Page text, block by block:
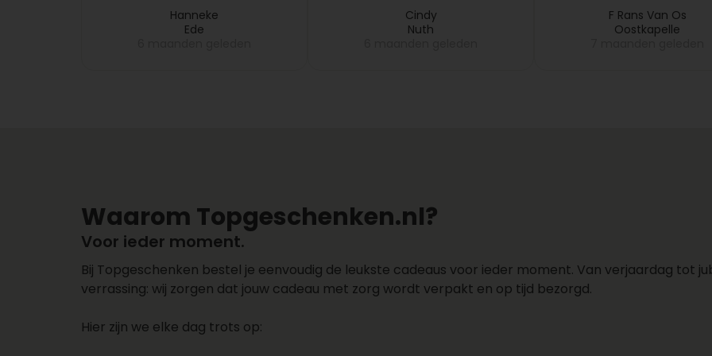
mijn collega gebracht, dus
dat melde ik bij
Hanneke
Ede
Cindy
Nuth
F Rans Van Os
Oostkapelle
Waarom Topgeschenken.nl?
Voor ieder moment.
Bij Topgeschenken bestel je eenvoudig de leukste cadeaus voor ieder moment. Van verjaardag tot
verrassing: wij zorgen dat jouw cadeau met zorg wordt verpakt en op tijd bezorgd.
Hier zijn we elke dag trots op: